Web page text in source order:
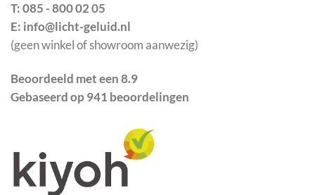
T: 085 - 800 02 05
E: info@licht-geluid.nl
(geen winkel of showroom aanwezig)
Beoordeeld met een 8.9
Gebaseerd op 941 beoordelingen